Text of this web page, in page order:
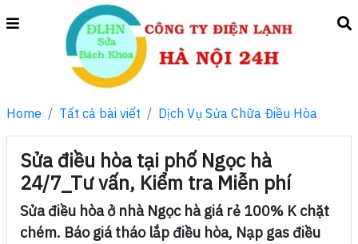
Home Tất cả bài viết Dịch Vụ Sửa Chữa Điều Hòa
Sửa điều hòa tại phố Ngọc hà
24/7_Tư vấn, Kiểm tra Miễn phí
Sửa điều hòa ở nhà Ngọc hà giá rẻ 100% K chặt
chém. Báo giá tháo lắp điều hòa, Nạp gas điều